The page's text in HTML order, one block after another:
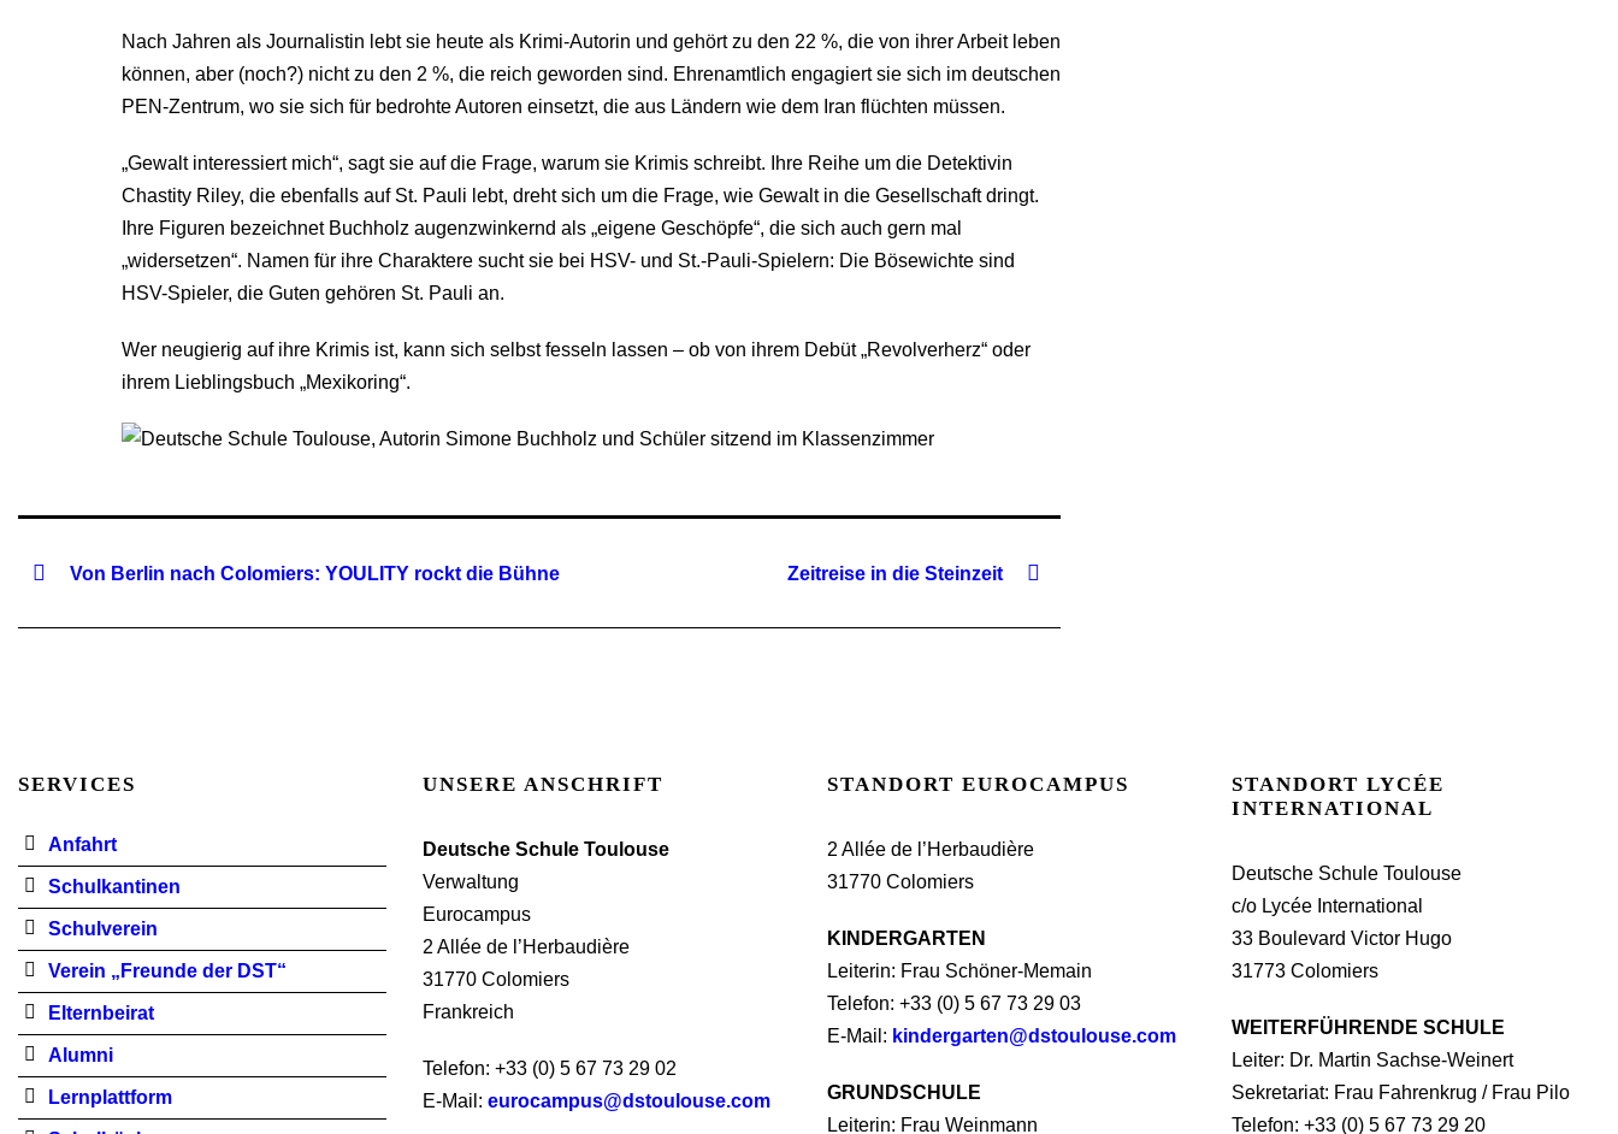
Nach Jahren als Journalistin lebt sie heute als Krimi-Autorin und gehört zu den 22 %, die von ihrer Arbeit leben
können, aber (noch?) nicht zu den 2 %, die reich geworden sind. Ehrenamtlich engagiert sie sich im deutschen
PEN-Zentrum, wo sie sich für bedrohte Autoren einsetzt, die aus Ländern wie dem Iran flüchten müssen.
„Gewalt interessiert mich“, sagt sie auf die Frage, warum sie Krimis schreibt. Ihre Reihe um die Detektivin
Chastity Riley, die ebenfalls auf St. Pauli lebt, dreht sich um die Frage, wie Gewalt in die Gesellschaft dringt.
Ihre Figuren bezeichnet Buchholz augenzwinkernd als „eigene Geschöpfe“, die sich auch gern mal
„widersetzen“. Namen für ihre Charaktere sucht sie bei HSV- und St.-Pauli-Spielern: Die Bösewichte sind
HSV-Spieler, die Guten gehören St. Pauli an.
Wer neugierig auf ihre Krimis ist, kann sich selbst fesseln lassen – ob von ihrem Debüt „Revolverherz“ oder
ihrem Lieblingsbuch „Mexikoring“.
Von Berlin nach Colomiers: YOULITY rockt die Bühne Zeitreise in die Steinzeit
SERVICES
Anfahrt
Schulkantinen
Schulverein
Verein „Freunde der DST“
Elternbeirat
Alumni
Lernplattform
UNSERE ANSCHRIFT
Deutsche Schule Toulouse
Verwaltung
Eurocampus
2 Allée de l’Herbaudière
31770 Colomiers
Frankreich
Telefon: +33 (0) 5 67 73 29 02
E-Mail: eurocampus@dstoulouse.com
STANDORT EUROCAMPUS
2 Allée de l’Herbaudière
31770 Colomiers
KINDERGARTEN
Leiterin: Frau Schöner-Memain
Telefon: +33 (0) 5 67 73 29 03
E-Mail: kindergarten@dstoulouse.com
GRUNDSCHULE
Leiterin: Frau Weinmann
STANDORT LYCÉE
INTERNATIONAL
Deutsche Schule Toulouse
c/o Lycée International
33 Boulevard Victor Hugo
31773 Colomiers
WEITERFÜHRENDE SCHULE
Leiter: Dr. Martin Sachse-Weinert
Sekretariat: Frau Fahrenkrug / Frau Pilo
Telefon: +33 (0) 5 67 73 29 20